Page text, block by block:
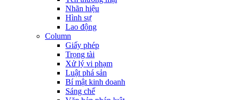
Nhãn hiệu
Hình sự
Lao động
Column
Giấy phép
Trọng tài
Xử lý vi phạm
Luật phá sản
Bí mật kinh doanh
Sáng chế